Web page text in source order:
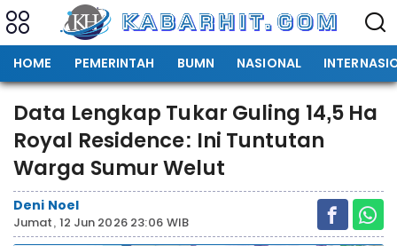
HOME PEMERINTAH BUMN NASIONAL
Data Lengkap Tukar Guling 14,5 Ha
Royal Residence: Ini Tuntutan
Warga Sumur Welut
Deni Noel
Jumat, 12 Jun 2026 23:06 WIB